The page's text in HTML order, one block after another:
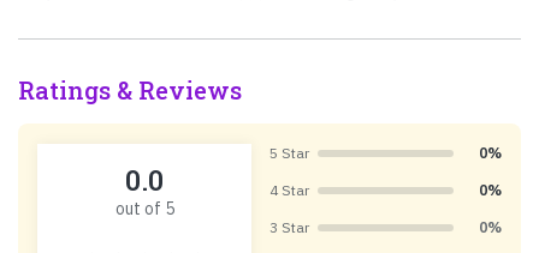
Ratings & Reviews
0.0
out of 5
5 Star 0%
4 Star 0%
3 Star 0%